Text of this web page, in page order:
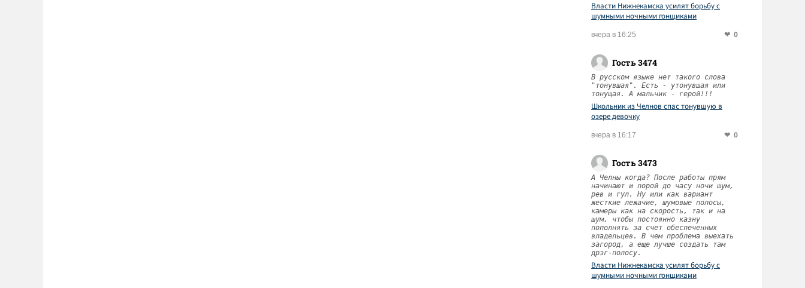
Власти Нижнекамска усилят борьбу с
шумными ночными гонщиками
вчера в 16:25 0
Гость 3474
В русском языке нет такого слова
"тонувшая". Есть - утонувшая или
тонущая. А мальчик - герой!!!
Школьник из Челнов спас тонувшую в
озере девочку
вчера в 16:17 0
Гость 3473
А Челны когда? После работы прям
начинают и порой до часу ночи шум,
рев и гул. Ну или как вариант
жесткие лежачие, шумовые полосы,
камеры как на скорость, так и на
шум, чтобы постоянно казну
пополнять за счет обеспеченных
владельцев. В чем проблема выехать
загород, а еще лучше создать там
дрэг-полосу.
Власти Нижнекамска усилят борьбу с
шумными ночными гонщиками